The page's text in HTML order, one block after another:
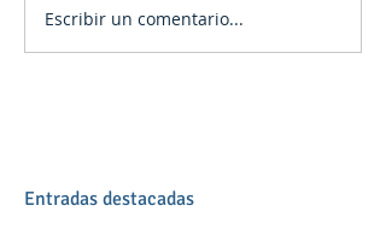
Escribir un comentario...
Entradas destacadas